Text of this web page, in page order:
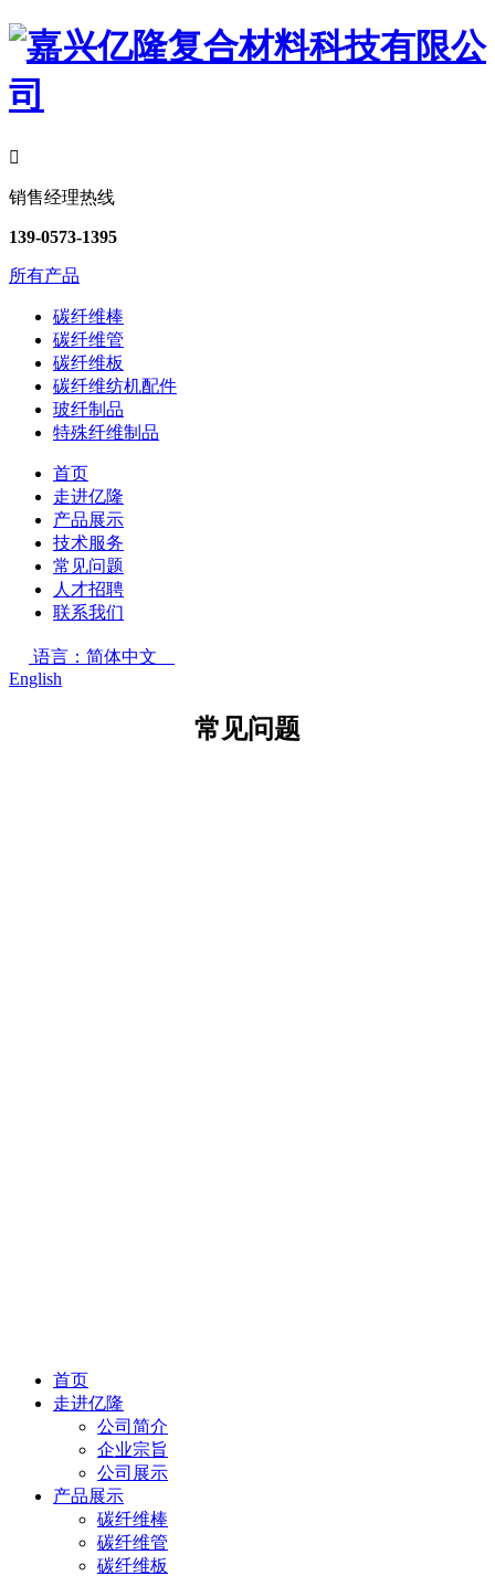

销售经理热线
139-0573-1395
所有产品
碳纤维棒
碳纤维管
碳纤维板
碳纤维纺机配件
玻纤制品
特殊纤维制品
首页
走进亿隆
产品展示
技术服务
常见问题
人才招聘
联系我们
语言：简体中文
English
常见问题
首页
走进亿隆
公司简介
企业宗旨
公司展示
产品展示
碳纤维棒
碳纤维管
碳纤维板